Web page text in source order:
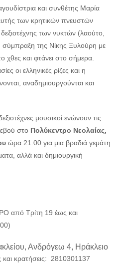
και συνθέτης Μαρία
των κρητικών πνευστών
των νυκτών (λαούτο,
σύμπραξη της Νίκης Ξυλούρη με
χθες και φτάνει στο σήμερα.
οι ελληνικές ρίζες και η
αναδημιουργούνται και
μουσικοί ενώνουν τις
στο Πολύκεντρο Νεολαίας,
ώρα 21.00 για μια βραδιά γεμάτη
αλλά και δημιουργική
από Τρίτη 19 έως και
Ανδρόγεω 4, Ηράκλειο
και κρατήσεις: 2810301137